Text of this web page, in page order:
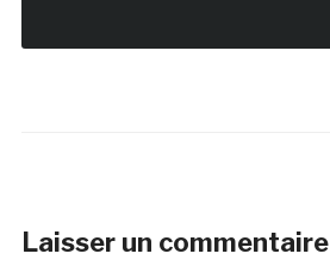
Laisser un commentaire